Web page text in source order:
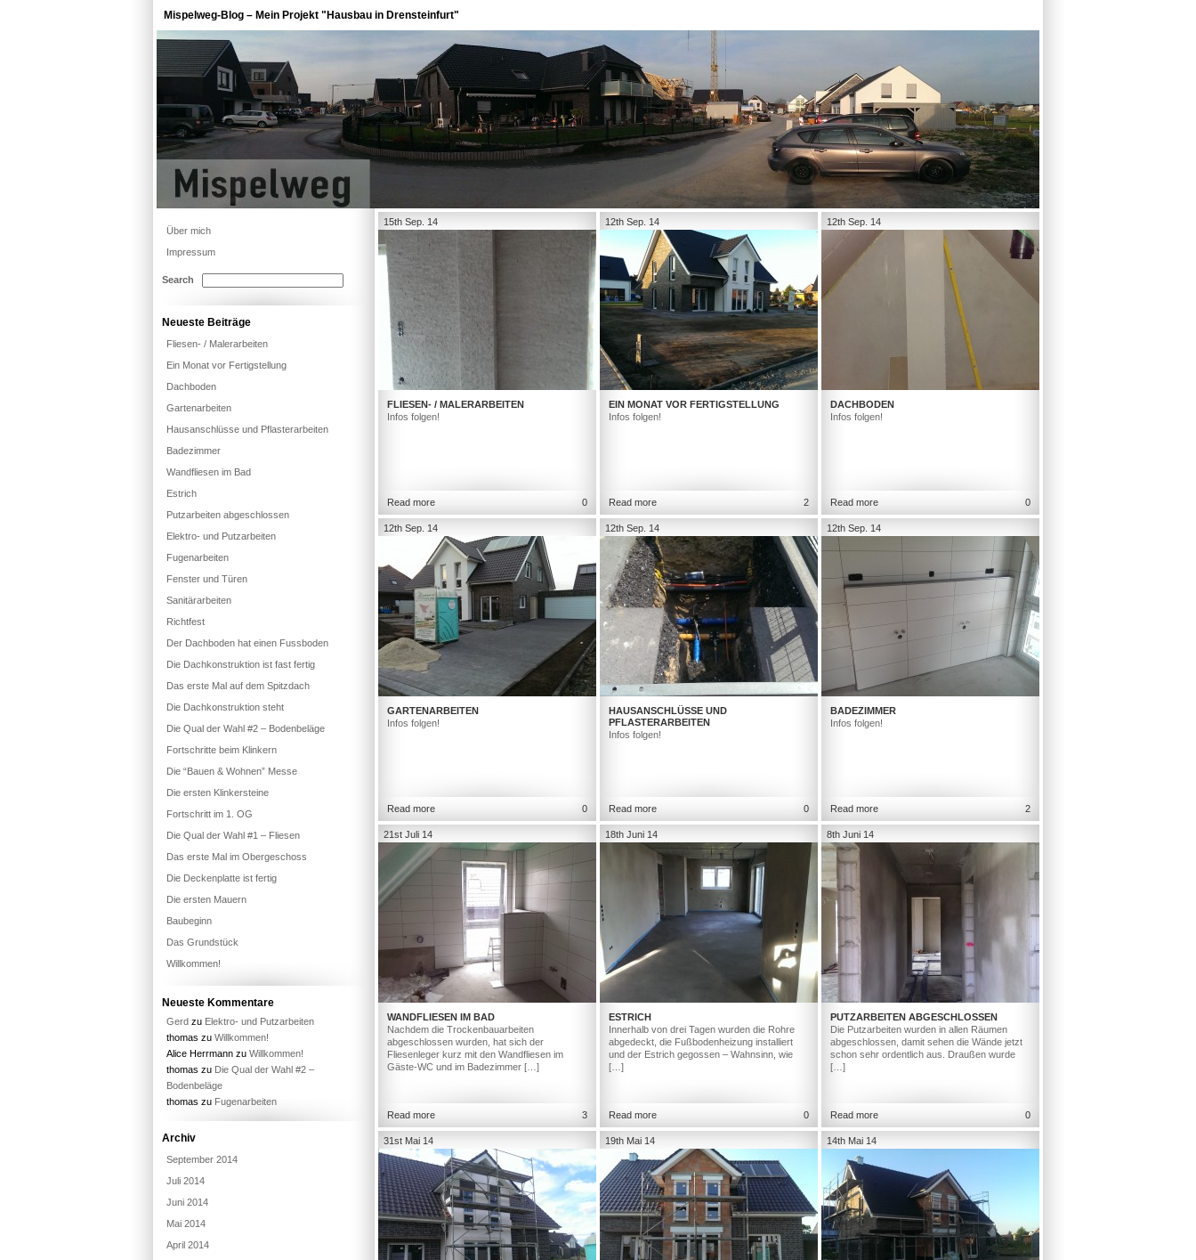
Mispelweg-Blog – Mein Projekt "Hausbau in Drensteinfurt"
15th Sep. 14
FLIESEN- / MALERARBEITEN
Infos folgen!
Read more 0
12th Sep. 14
EIN MONAT VOR FERTIGSTELLUNG
Infos folgen!
Read more 2
12th Sep. 14
DACHBODEN
Infos folgen!
Read more 0
12th Sep. 14
GARTENARBEITEN
Infos folgen!
Read more 0
12th Sep. 14
HAUSANSCHLÜSSE UND
PFLASTERARBEITEN
Infos folgen!
Read more 0
12th Sep. 14
BADEZIMMER
Infos folgen!
Read more 2
21st Juli 14
WANDFLIESEN IM BAD
Nachdem die Trockenbauarbeiten
abgeschlossen wurden, hat sich der
Fliesenleger kurz mit den Wandfliesen im
Gäste-WC und im Badezimmer […]
Read more 3
18th Juni 14
ESTRICH
Innerhalb von drei Tagen wurden die Rohre
abgedeckt, die Fußbodenheizung installiert
und der Estrich gegossen – Wahnsinn, wie
[…]
Read more 0
8th Juni 14
PUTZARBEITEN ABGESCHLOSSEN
Die Putzarbeiten wurden in allen Räumen
abgeschlossen, damit sehen die Wände jetzt
schon sehr ordentlich aus. Draußen wurde
[…]
Read more 0
31st Mai 14 19th Mai 14 14th Mai 14
Über mich
Impressum
Search
Neueste Beiträge
Fliesen- / Malerarbeiten
Ein Monat vor Fertigstellung
Dachboden
Gartenarbeiten
Hausanschlüsse und Pflasterarbeiten
Badezimmer
Wandfliesen im Bad
Estrich
Putzarbeiten abgeschlossen
Elektro- und Putzarbeiten
Fugenarbeiten
Fenster und Türen
Sanitärarbeiten
Richtfest
Der Dachboden hat einen Fussboden
Die Dachkonstruktion ist fast fertig
Das erste Mal auf dem Spitzdach
Die Dachkonstruktion steht
Die Qual der Wahl #2 – Bodenbeläge
Fortschritte beim Klinkern
Die “Bauen & Wohnen” Messe
Die ersten Klinkersteine
Fortschritt im 1. OG
Die Qual der Wahl #1 – Fliesen
Das erste Mal im Obergeschoss
Die Deckenplatte ist fertig
Die ersten Mauern
Baubeginn
Das Grundstück
Willkommen!
Neueste Kommentare
Gerd zu Elektro- und Putzarbeiten
thomas zu Willkommen!
Alice Herrmann zu Willkommen!
thomas zu Die Qual der Wahl #2 –
Bodenbeläge
thomas zu Fugenarbeiten
Archiv
September 2014
Juli 2014
Juni 2014
Mai 2014
April 2014